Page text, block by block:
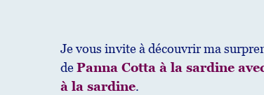
Je vous invite à découvrir ma
dePanna Cotta à la sardine
à la sardine.